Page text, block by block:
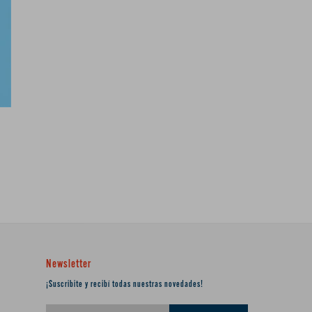
Newsletter
¡Suscribite y recibí todas nuestras novedades!